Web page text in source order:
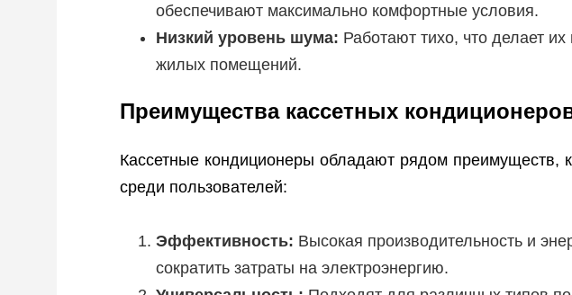
обеспечивают максимально комфортные условия.
Низкий уровень шума: Работают тихо, что делает
жилых помещений.
Преимущества кассетных
Кассетные кондиционеры обладают рядом преимуществ,
среди пользователей:
Эффективность: Высокая производительность и
сократить затраты на электроэнергию.